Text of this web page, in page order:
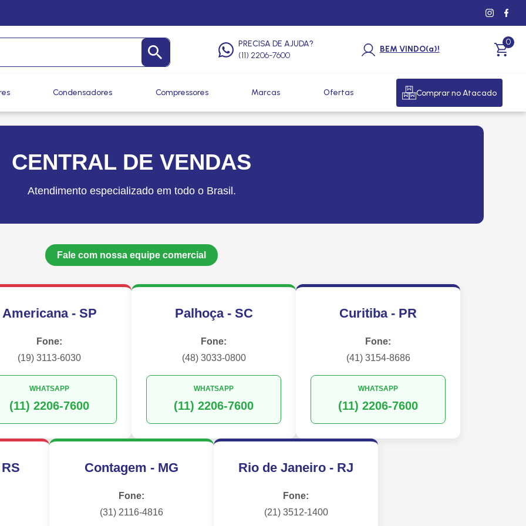
PRECISA DE AJUDA?
(11) 2206-7600
BEM VINDO(a)!
0
Condensadores Compressores Marcas Ofertas Comprar no Atacado
CENTRAL DE VENDAS
Atendimento especializado em todo o Brasil.
Fale com nossa equipe comercial
Americana - SP
Fone:
(19) 3113-6030
WHATSAPP
(11) 2206-7600
Palhoça - SC
Fone:
(48) 3033-0800
WHATSAPP
(11) 2206-7600
Curitiba - PR
Fone:
(41) 3154-8686
WHATSAPP
(11) 2206-7600
Contagem - MG
Fone:
(31) 2116-4816
Rio de Janeiro - RJ
Fone:
(21) 3512-1400